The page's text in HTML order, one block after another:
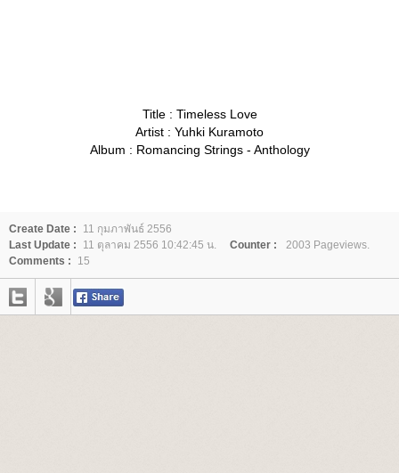
Title : Timeless Love
Artist : Yuhki Kuramoto
Album : Romancing Strings - Anthology
Create Date :
11 กุมภาพันธ์ 2556
Last Update :
11 ตุลาคม 2556 10:42:45 น. Counter :
2003 Pageviews.
Comments :
15